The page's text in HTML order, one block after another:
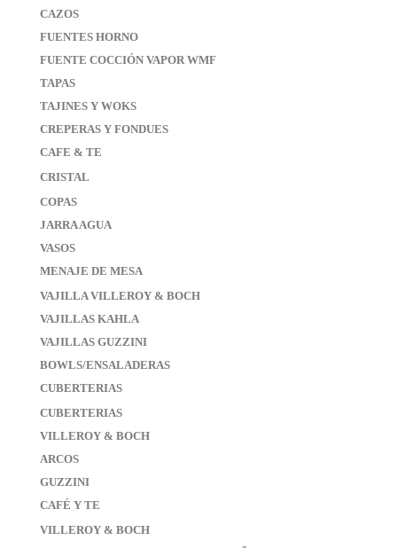
CAZOS
FUENTES HORNO
FUENTE COCCIÓN VAPOR WMF
TAPAS
TAJINES Y WOKS
CREPERAS Y FONDUES
CAFE & TE
CRISTAL
COPAS
JARRA AGUA
VASOS
MENAJE DE MESA
VAJILLA VILLEROY & BOCH
VAJILLAS KAHLA
VAJILLAS GUZZINI
BOWLS/ENSALADERAS
CUBERTERIAS
CUBERTERIAS
VILLEROY & BOCH
ARCOS
GUZZINI
CAFÉ Y TE
VILLEROY & BOCH